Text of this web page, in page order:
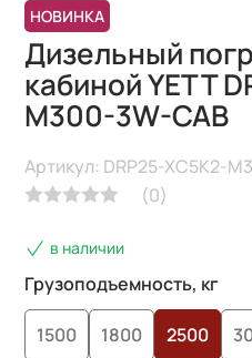
НОВИНКА
Дизельный
кабиной YETT
M300-3W-CAB
(0)
Артикул: DRP25-XC5K2-
в наличии
Грузоподъемность, кг
1500 1800 2500